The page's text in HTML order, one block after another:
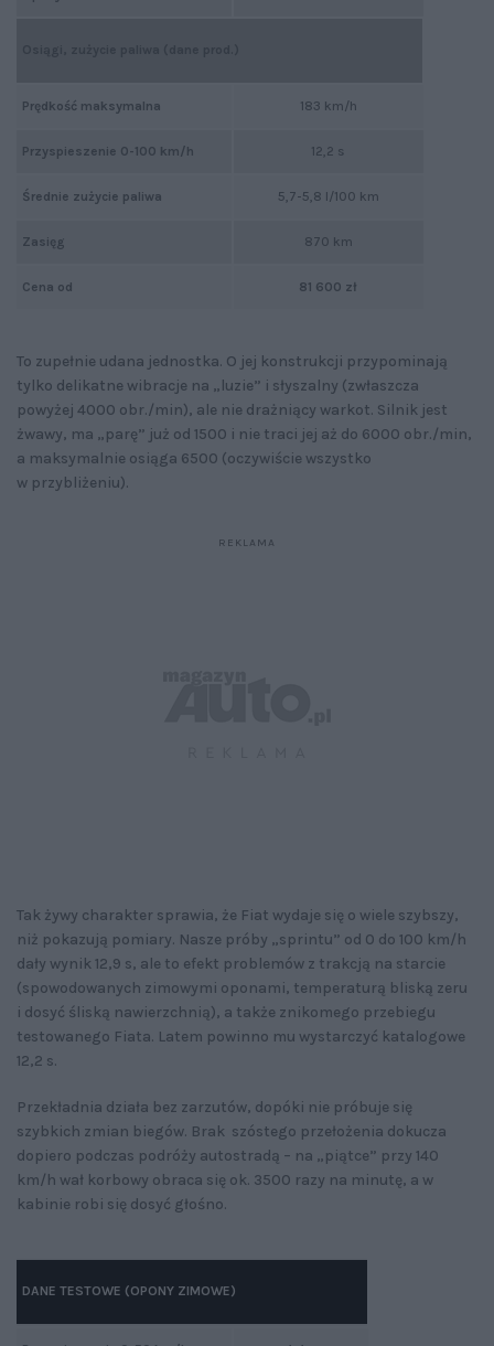
183 km/h
12,2 s
5,7-5,8 l/100 km
870 km
81 600 zł
Prędkość maksymalna
Przyspieszenie 0-100 km/h
Średnie zużycie paliwa
Zasięg
Cena od
To zupełnie udana jednostka. O jej konstrukcji przypominają
tylko delikatne wibracje na „luzie” i słyszalny (zwłaszcza
powyżej 4000 obr./min), ale nie drażniący warkot. Silnik jest
żwawy, ma „parę” już od 1500 i nie traci jej aż do 6000 obr./min,
a maksymalnie osiąga 6500 (oczywiście wszystko
w przybliżeniu).
Tak żywy charakter sprawia, że Fiat wydaje się o wiele szybszy,
niż pokazują pomiary. Nasze próby „sprintu” od 0 do 100 km/h
dały wynik 12,9 s, ale to efekt problemów z trakcją na starcie
(spowodowanych zimowymi oponami, temperaturą bliską zeru
i dosyć śliską nawierzchnią), a także znikomego przebiegu
testowanego Fiata. Latem powinno mu wystarczyć katalogowe
12,2 s.
Przekładnia działa bez zarzutów, dopóki nie próbuje się
szybkich zmian biegów. Brak szóstego przełożenia dokucza
dopiero podczas podróży autostradą – na „piątce” przy 140
km/h wał korbowy obraca się ok. 3500 razy na minutę, a w
kabinie robi się dosyć głośno.
DANE TESTOWE (OPONY ZIMOWE)